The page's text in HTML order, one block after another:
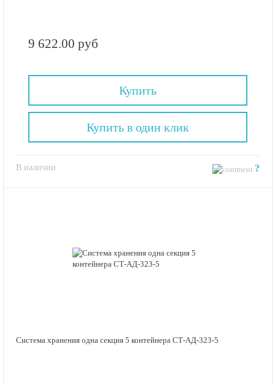
9 622.00 руб
Купить
В наличии ?
Купить в один клик
Система хранения одна секция 5 контейнера СТ-АД-323-5